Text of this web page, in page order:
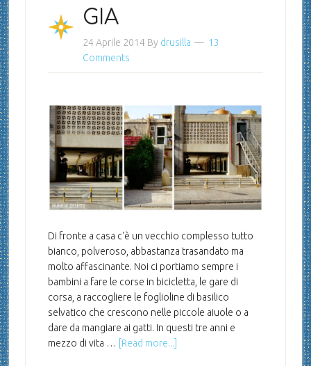
GIA
24 Aprile 2014 By drusilla
13
Comments
Di fronte a casa c'è un vecchio complesso tutto
bianco, polveroso, abbastanza trasandato ma
molto affascinante. Noi ci portiamo sempre i
bambini a fare le corse in bicicletta, le gare di
corsa, a raccogliere le foglioline di basilico
selvatico che crescono nelle piccole aiuole o a
dare da mangiare ai gatti. In questi tre anni e
mezzo di vita …
[Read more...]